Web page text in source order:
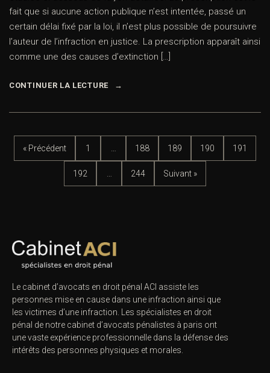
fait que si aucune action publique n’est intentée, passé un
certain délai fixé par la loi, il n’est plus possible de poursuivre
l’auteur de l’infraction en justice. La prescription apparaît ainsi
comme une des causes d’extinction […]
CONTINUER LA LECTURE
« Précédent 1 188 189 190 191
192 244 Suivant »
Le cabinet d’avocats en droit pénal ACI assiste les
personnes mise en cause dans une infraction ainsi que
les victimes d’une infraction. Les spécialistes en droit
pénal de notre cabinet d’avocats pénalistes à paris ont
une vaste expérience professionnelle dans la défense des
intérêts des personnes physiques et morales.